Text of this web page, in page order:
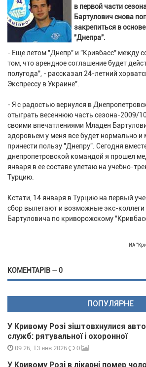
в первой части
Бартулович снова
закрепиться в
"Днепра".
- Еще летом "Днепр" и "Кривбасс" между
том, что арендное соглашение будет
полугода", - рассказал 24-летний
Экспрессу в Украине".
- Я с радостью вернулся в
отыграть весеннюю часть сезона-2009/
своими впечатлениями Младен
здоровьем у меня все будет нормально и
принести пользу "Днепру". Сегодня
днепропетровской командой я прошел
января в ее составе улетаю на учебно-
Турцию.
Кстати, 14 января в Турцию на первый
сбор вылетают и возможные экс-
Бартуловича по криворожскому
ИА
КОМЕНТАРІВ — 0
ПОПУЛЯРНЕ
У Кривому Розі зіштовхнулися
служб: рятувальної і охоронної
09:26, 13 янв 2026 0
У Кривому Розі в лікарні помер